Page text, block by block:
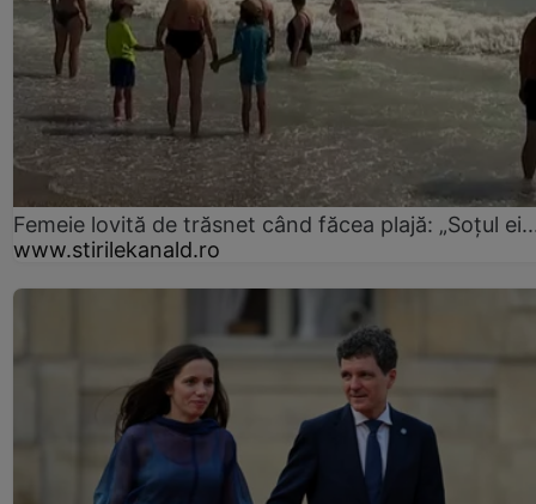
Femeie lovită de trăsnet când făcea plajă: „Soțul
www.stirilekanald.ro